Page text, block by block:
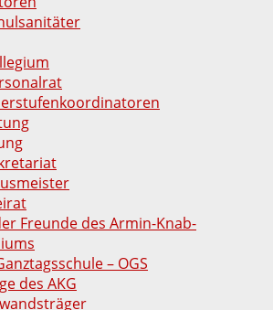
Freunde des Armin-Knab-
– OGS
des AKG